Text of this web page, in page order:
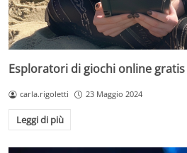
Esploratori di giochi online gratis
carla.rigoletti 23 Maggio 2024
Leggi di più